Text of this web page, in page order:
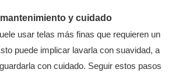
y cuidado
usar telas más finas que requieren un
puede implicar lavarla con suavidad, a
con cuidado. Seguir estos pasos